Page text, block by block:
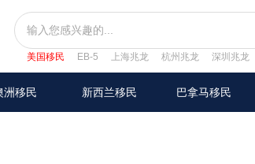
美国移民 EB-5 上海兆龙 杭州兆龙 深圳兆龙
洲移民 新西兰移民 巴拿马移民